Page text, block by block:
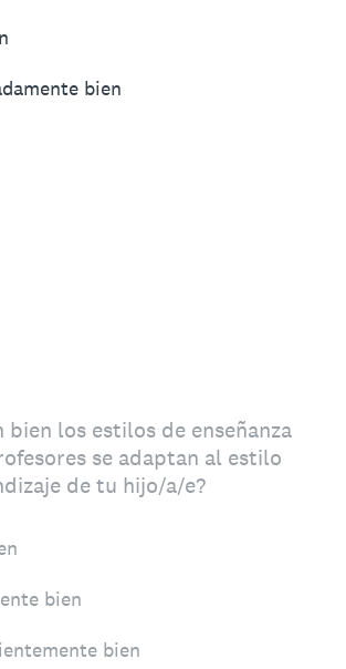
bien
bien los estilos de enseñanza
se adaptan al estilo
de tu hijo/a/e?
bien
bien